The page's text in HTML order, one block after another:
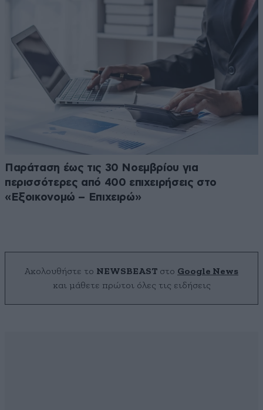
Παράταση έως τις 30 Νοεμβρίου για
περισσότερες από 400 επιχειρήσεις στο
«Εξοικονομώ – Επιχειρώ»
Ακολουθήστε το NEWSBEAST στο Google News
και μάθετε πρώτοι όλες τις ειδήσεις